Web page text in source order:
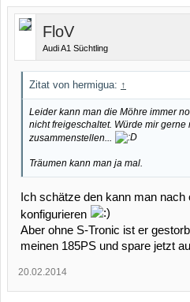
FloV
Audi A1 Süchtling
Zitat von hermigua: ↑
Leider kann man die Möhre immer
nicht freigeschaltet. Würde mir gerne
zusammenstellen...
Träumen kann man ja mal.
Ich schätze den kann man nach
konfigurieren
Aber ohne S-Tronic ist er
meinen 185PS und spare jetzt
20.02.2014